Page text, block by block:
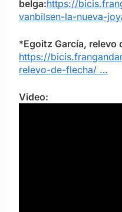
belga:https://
vanbilsen-la-nueva-
*Egoitz García, relevo
https://
relevo-de-flecha/ …
Video: